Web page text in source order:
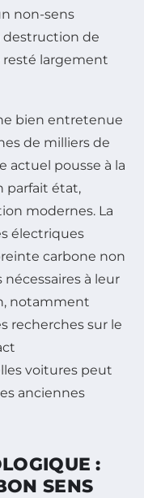
non-sens
destruction de
largement
bien entretenue
de milliers de
actuel pousse à la
parfait état,
modernes. La
électriques
carbone non
à leur
notamment
recherches sur le
voitures peut
anciennes
:
SENS